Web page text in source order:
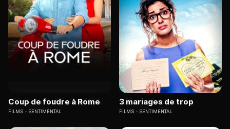
Coup de foudre à Rome
FILMS SENTIMENTAL
3 mariages de trop
FILMS SENTIMENTAL